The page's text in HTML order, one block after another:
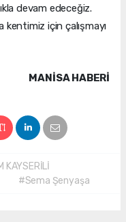
devam edeceğiz.
kentimiz için çalışmayı
MANISA HABERİ
KAYSERİLİ
#Sema Şenyaşa